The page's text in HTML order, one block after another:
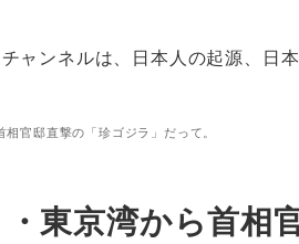
ャンネルは、日本人の起源、日
官邸直撃の「珍ゴジラ」だって。
東京湾から首相